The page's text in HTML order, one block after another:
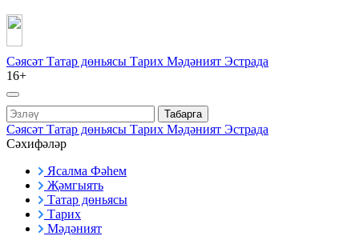
Сәясәт Татар дөньясы Тарих Мәдәният Эстрада
16+
Табарга
Сәясәт Татар дөньясы Тарих Мәдәният Эстрада
Сәхифәләр
Ясалма Фәһем
Җәмгыять
Татар дөньясы
Тарих
Мәдәният